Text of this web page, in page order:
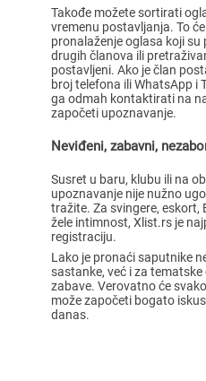
Takođe možete sortirati
vremenu postavljanja. To
pronalaženje oglasa koji su
drugih članova ili
postavljeni. Ako je član
broj telefona ili WhatsApp i
ga odmah kontaktirati na
započeti upoznavanje.
Neviđeni, zabavni,
Susret u baru, klubu ili na
upoznavanje nije nužno
tražite. Za svingere, eskort,
žele intimnost, Xlist.rs je
registraciju.
Lako je pronaći saputnike
sastanke, već i za
zabave. Verovatno će
može započeti bogato
danas.